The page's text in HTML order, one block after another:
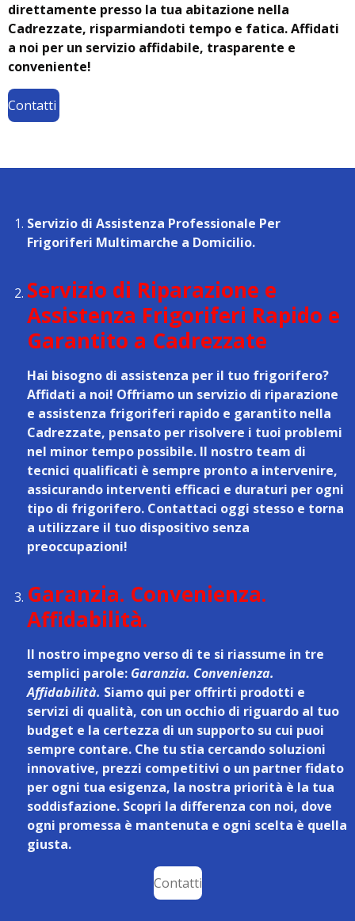
direttamente presso la tua abitazione nella
Cadrezzate, risparmiandoti tempo e fatica. Affidati
a noi per un servizio affidabile, trasparente e
conveniente!
Contatti
Servizio di Assistenza Professionale Per
Frigoriferi Multimarche a Domicilio.
Servizio di Riparazione e
Assistenza Frigoriferi Rapido e
Garantito a Cadrezzate
Hai bisogno di assistenza per il tuo frigorifero?
Affidati a noi! Offriamo un servizio di riparazione
e assistenza frigoriferi rapido e garantito nella
Cadrezzate, pensato per risolvere i tuoi problemi
nel minor tempo possibile. Il nostro team di
tecnici qualificati è sempre pronto a intervenire,
assicurando interventi efficaci e duraturi per ogni
tipo di frigorifero. Contattaci oggi stesso e torna
a utilizzare il tuo dispositivo senza
preoccupazioni!
Garanzia. Convenienza.
Affidabilità.
Il nostro impegno verso di te si riassume in tre
semplici parole: Garanzia. Convenienza.
Affidabilità. Siamo qui per offrirti prodotti e
servizi di qualità, con un occhio di riguardo al tuo
budget e la certezza di un supporto su cui puoi
sempre contare. Che tu stia cercando soluzioni
innovative, prezzi competitivi o un partner fidato
per ogni tua esigenza, la nostra priorità è la tua
soddisfazione. Scopri la differenza con noi, dove
ogni promessa è mantenuta e ogni scelta è quella
giusta.
Contatti